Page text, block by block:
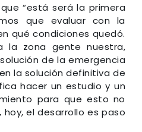
“está será la primera
que evaluar con la
qué condiciones quedó.
la zona gente nuestra,
de la emergencia
la solución definitiva de
hacer un estudio y un
para que esto no
hoy, el desarrollo es paso